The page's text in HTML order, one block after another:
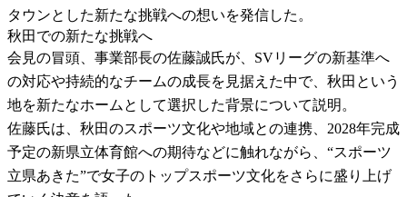
タウンとした新たな挑戦への想いを発信した。
秋田での新たな挑戦へ
会見の冒頭、事業部長の佐藤誠氏が、SVリーグの新基準へ
の対応や持続的なチームの成長を見据えた中で、秋田という
地を新たなホームとして選択した背景について説明。
佐藤氏は、秋田のスポーツ文化や地域との連携、2028年完成
予定の新県立体育館への期待などに触れながら、“スポーツ
立県あきた”で女子のトップスポーツ文化をさらに盛り上げ